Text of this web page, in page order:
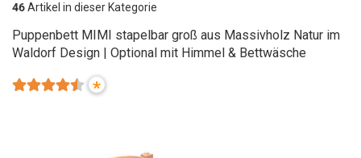
46Artikel in dieser Kategorie
Puppenbett MIMI stapelbar groß aus Massivholz Natur im
Waldorf Design | Optional mit Himmel & Bettwäsche
*